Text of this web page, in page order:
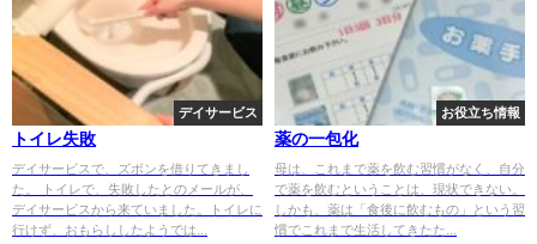
デイサービス
トイレ失敗
デイサービスで、ズボンを借りてきまし
た。 トイレで、失敗したとのメールが、
デイサービスから来ていました。トイレに
行けず、おもらししたようでは...
お役立ち情報
薬の一包化
母は、これまで薬を飲む習慣がなく、自分
で薬を飲むということは、現状できない。
しかも、薬は「食後に飲むもの」という習
慣でこれまで生活してきたた...